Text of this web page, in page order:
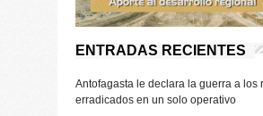
ENTRADAS RECIENTES
Antofagasta le declara la guerra a los
erradicados en un solo operativo